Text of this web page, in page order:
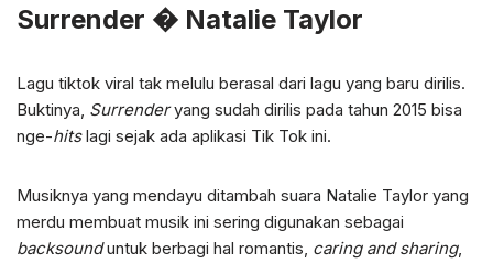
Surrender � Natalie Taylor
Lagu tiktok viral tak melulu berasal dari lagu yang baru dirilis.
Buktinya, Surrenderyang sudah dirilis pada tahun 2015 bisa
nge-hitslagi sejak ada aplikasi Tik Tok ini.
Musiknya yang mendayu ditambah suara Natalie Taylor yang
merdu membuat musik ini sering digunakan sebagai
backsounduntuk berbagi hal romantis, caring and sharing,